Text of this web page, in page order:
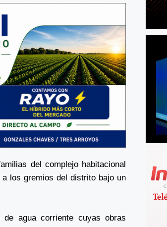
del complejo habitacional
los gremios del distrito bajo un
agua corriente cuyas obras